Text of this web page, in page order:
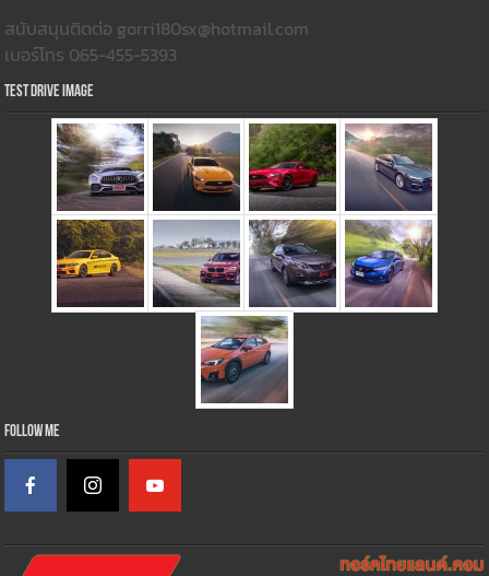
สนับสนุนติดต่อ gorri180sx@hotmail.com
เบอร์โทร 065-455-5393
Test Drive Image
Follow Me